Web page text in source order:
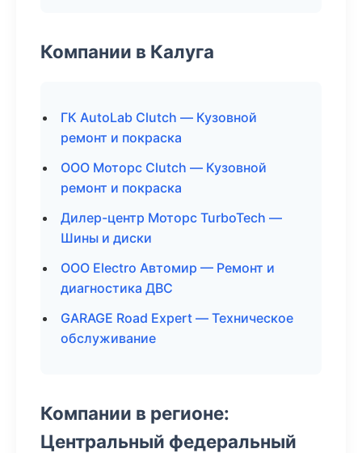
Компании в Калуга
ГК AutoLab Clutch — Кузовной
ремонт и покраска
ООО Моторс Clutch — Кузовной
ремонт и покраска
Дилер-центр Моторс TurboTech —
Шины и диски
ООО Electro Автомир — Ремонт и
диагностика ДВС
GARAGE Road Expert — Техническое
обслуживание
Компании в регионе:
Центральный федеральный